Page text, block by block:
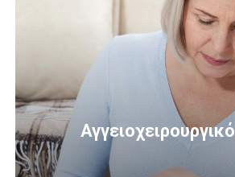
Αγγειοχειρουργικό